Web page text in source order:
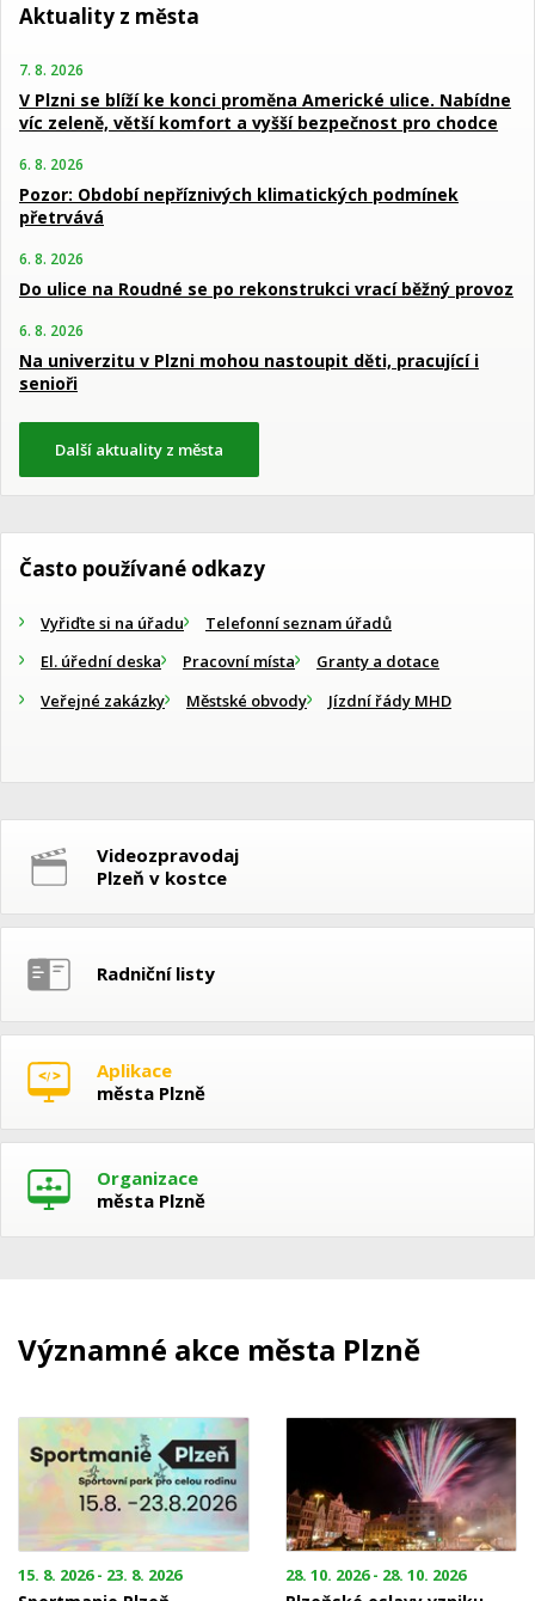
Aktuality z města
7. 8. 2026
V Plzni se blíží ke konci proměna Americké ulice. Nabídne
víc zeleně, větší komfort a vyšší bezpečnost pro chodce
6. 8. 2026
Pozor: Období nepříznivých klimatických podmínek
přetrvává
6. 8. 2026
Do ulice na Roudné se po rekonstrukci vrací běžný provoz
6. 8. 2026
Na univerzitu v Plzni mohou nastoupit děti, pracující i
senioři
Další aktuality z města
Často používané odkazy
Vyřiďte si na úřadu
Telefonní seznam úřadů
El. úřední deska
Pracovní místa
Granty a dotace
Veřejné zakázky
Městské obvody Jízdní řády MHD
Videozpravodaj
Plzeň v kostce
Radniční listy
Aplikace
města Plzně
Organizace
města Plzně
Významné akce města Plzně
15. 8. 2026 - 23. 8. 2026 28. 10. 2026 - 28. 10. 2026